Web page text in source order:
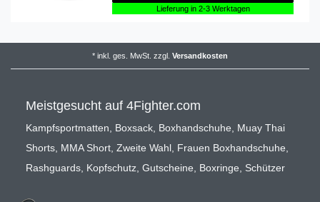
Lieferung in 2-3 Werktagen
* inkl. ges. MwSt. zzgl. Versandkosten
Meistgesucht auf 4Fighter.com
Kampfsportmatten Boxsack Boxhandschuhe
Muay Thai
Shorts MMA Short Zweite Wahl Frauen Boxhandschuhe
Rashguards Kopfschutz Gutscheine Boxringe Schützer